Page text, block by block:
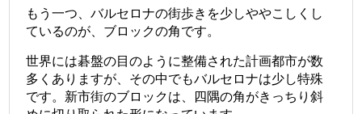
もう一つ、バルセロナの街歩きを少しややこしくし
ているのが、ブロックの角です。
世界には碁盤の目のように整備された計画都市が数
多くありますが、その中でもバルセロナは少し特殊
です。新市街のブロックは、四隅の角がきっちり斜